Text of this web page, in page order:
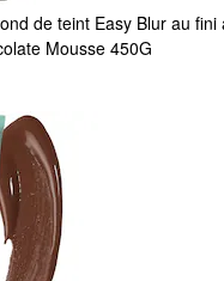
de teint Easy Blur au
Mousse 450G